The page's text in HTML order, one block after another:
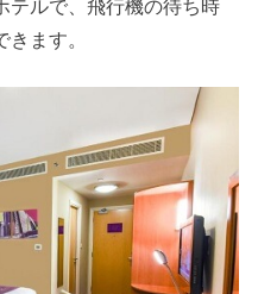
テルで、飛行機の待ち時
ます。